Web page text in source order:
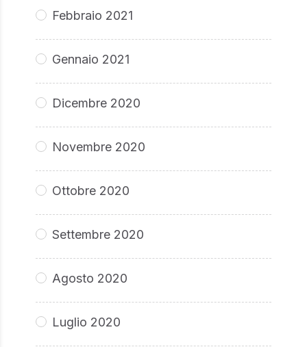
Febbraio 2021
Gennaio 2021
Dicembre 2020
Novembre 2020
Ottobre 2020
Settembre 2020
Agosto 2020
Luglio 2020